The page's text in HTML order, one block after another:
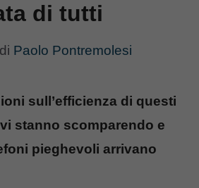
di tutti
di Paolo Pontremolesi
sull’efficienza di questi
stanno scomparendo e
pieghevoli arrivano